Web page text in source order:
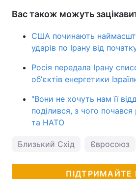
Вас також можуть
США починають
ударів по Ірану від
Росія передала Ірану
обʼєктів енергетики
"Вони не хочуть нам її
поділився, з чого
та НАТО
Близький Схід Євросоюз
ПІДТРИМАЙТЕ